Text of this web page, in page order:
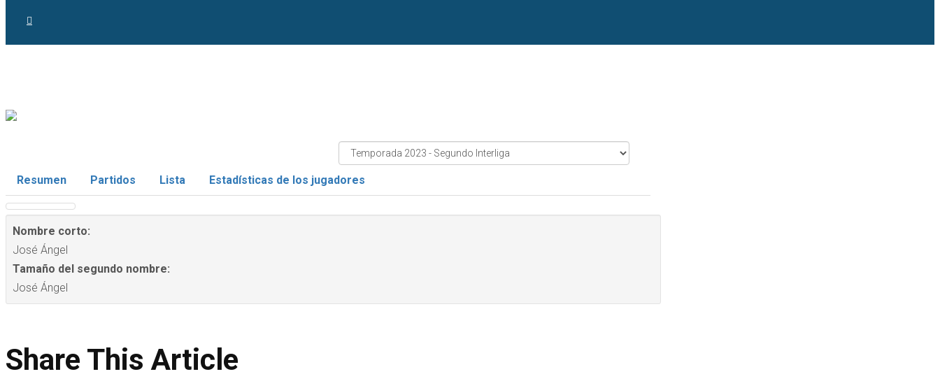
Resumen Partidos Lista Estadísticas de los jugadores
Nombre corto:
José Ángel
Tamaño del segundo nombre:
José Ángel
Share This Article